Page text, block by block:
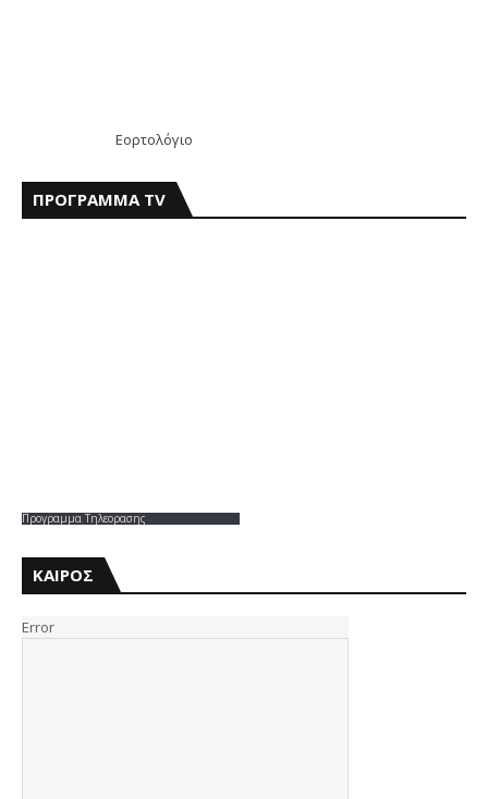
Εορτολόγιο
ΠΡΟΓΡΑΜΜΑ TV
Προγραμμα Τηλεορασης
ΚΑΙΡΟΣ